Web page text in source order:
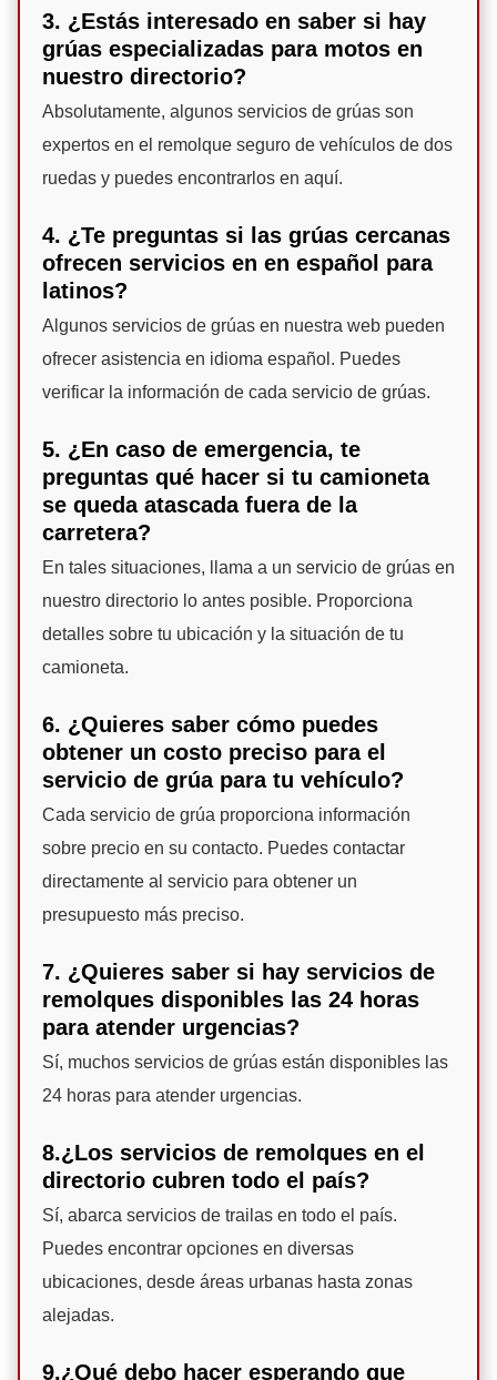
3. ¿Estás interesado en saber si hay
grúas especializadas para motos en
nuestro directorio?
Absolutamente, algunos servicios de grúas son
expertos en el remolque seguro de vehículos de dos
ruedas y puedes encontrarlos en aquí.
4. ¿Te preguntas si las grúas cercanas
ofrecen servicios en en español para
latinos?
Algunos servicios de grúas en nuestra web pueden
ofrecer asistencia en idioma español. Puedes
verificar la información de cada servicio de grúas.
5. ¿En caso de emergencia, te
preguntas qué hacer si tu camioneta
se queda atascada fuera de la
carretera?
En tales situaciones, llama a un servicio de grúas en
nuestro directorio lo antes posible. Proporciona
detalles sobre tu ubicación y la situación de tu
camioneta.
6. ¿Quieres saber cómo puedes
obtener un costo preciso para el
servicio de grúa para tu vehículo?
Cada servicio de grúa proporciona información
sobre precio en su contacto. Puedes contactar
directamente al servicio para obtener un
presupuesto más preciso.
7. ¿Quieres saber si hay servicios de
remolques disponibles las 24 horas
para atender urgencias?
Sí, muchos servicios de grúas están disponibles las
24 horas para atender urgencias.
8.¿Los servicios de remolques en el
directorio cubren todo el país?
Sí, abarca servicios de trailas en todo el país.
Puedes encontrar opciones en diversas
ubicaciones, desde áreas urbanas hasta zonas
alejadas.
9.¿Qué debo hacer esperando que